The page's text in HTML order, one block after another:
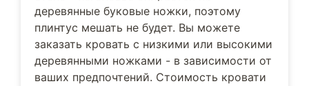
деревянные буковые ножки, поэтому
плинтус мешать не будет. Вы можете
заказать кровать с низкими или высокими
деревянными ножками - в зависимости от
ваших предпочтений. Стоимость кровати